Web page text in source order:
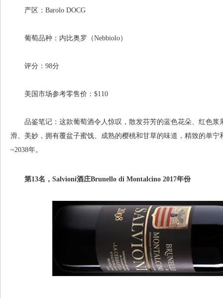
产区：Barolo DOCG
葡萄品种：内比奥罗（Nebbiolo）
评分：98分
美国市场参考零售价：$110
品鉴笔记：这款葡萄酒令人惊叹，散发芬芳的蓝色花朵、红色浆
滑、美妙，拥有覆盆子蜜饯、成熟的樱桃和甘草的味道，精致的单
~2038年。
第13名，Salvioni酒庄Brunello di Montalcino 2017年份